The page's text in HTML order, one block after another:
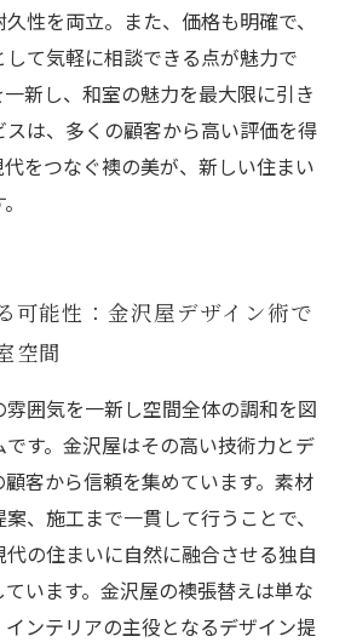
性を両立。また、価格も明確で、
して気軽に相談できる点が魅力で
新し、和室の魅力を最大限に引き
は、多くの顧客から高い評価を得
をつなぐ襖の美が、新しい住まい
可能性：金沢屋デザイン術で
空間
囲気を一新し空間全体の調和を図
す。金沢屋はその高い技術力とデ
客から信頼を集めています。素材
、施工まで一貫して行うことで、
の住まいに自然に融合させる独自
います。金沢屋の襖張替えは単な
ンテリアの主役となるデザイン提